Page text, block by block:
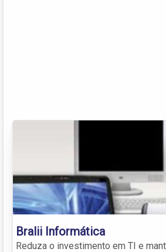
Bralii Informática
Reduza o investimento em TI e